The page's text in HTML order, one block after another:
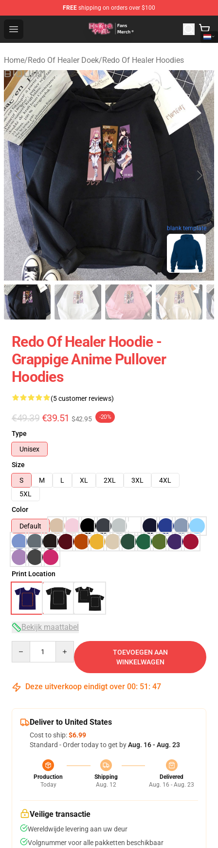
FREE shipping on orders over $100
Open menu
Redo Of Healer Store - Official Redo Of Healer
Home/Redo Of Healer Doek/Redo Of Healer Hoodies
blank template
Redo Of Healer Hoodie -
Grappige Anime Pullover
Hoodies
(5 customer reviews)
€49.39 €39.51 $42.95 -20%
Type
Unisex
Size
S
M L XL 2XL 3XL
4XL
5XL
Color
Default
Print Location
Bekijk maattabel
TOEVOEGEN AAN
WINKELWAGEN
Deze uitverkoop eindigt over 00: 51 : 46
Deliver to United States
Cost to ship:$6.99
Standard - Order today to get byAug. 16 - Aug. 23
Production
Today
Shipping
Aug. 12
Delivered
Aug. 16 - Aug. 23
Veilige transactie
Wereldwijde levering aan uw deur
Volgnummer voor alle pakketten beschikbaar